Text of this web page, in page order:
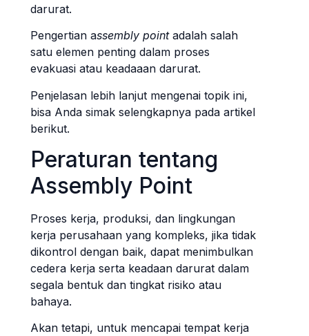
darurat.
Pengertian assembly pointadalah salah
satu elemen penting dalam proses
evakuasi atau keadaaan darurat.
Penjelasan lebih lanjut mengenai topik ini,
bisa Anda simak selengkapnya pada artikel
berikut.
Peraturan tentang
Assembly Point
Proses kerja, produksi, dan lingkungan
kerja perusahaan yang kompleks, jika tidak
dikontrol dengan baik, dapat menimbulkan
cedera kerja serta keadaan darurat dalam
segala bentuk dan tingkat risiko atau
bahaya.
Akan tetapi, untuk mencapai tempat kerja